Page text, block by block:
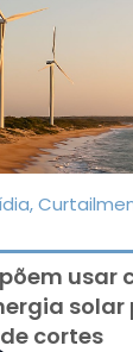
usar
solar
cortes